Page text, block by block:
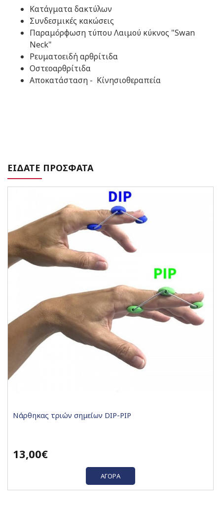
Κατάγματα δακτύλων
Συνδεσμικές κακώσεις
Παραμόρφωση τύπου Λαιμού κύκνος "Swan
Neck"
Ρευματοειδή αρθρίτιδα
Οστεοαρθρίτιδα
Αποκατάσταση - Κίνησιοθεραπεία
ΕΙΔΑΤΕ ΠΡΟΣΦΑΤΑ
Νάρθηκας τριών σημείων DIP-PIP
13,00€
ΑΓΟΡΆ